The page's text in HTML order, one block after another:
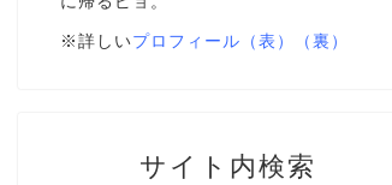
※詳しいプロフィール（表） （裏）
サイト内検索